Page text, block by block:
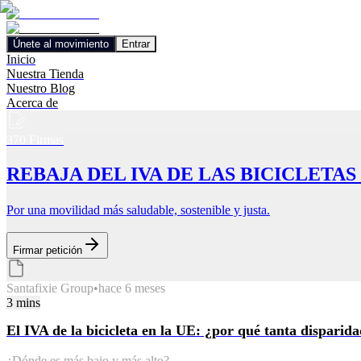
Únete al movimiento Entrar
Inicio
Nuestra Tienda
Nuestro Blog
Acerca de
REBAJA DEL IVA DE LAS
Por una movilidad más saludable, sostenible y justa.
Firmar petición
Santafixie Group•hace 6 meses
3 mins
El IVA de la bicicleta en la UE: ¿por qué tanta